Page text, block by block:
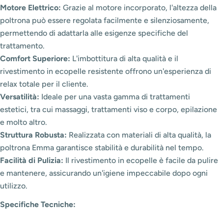
Motore Elettrico: Grazie al motore incorporato, l'altezza della
poltrona può essere regolata facilmente e silenziosamente,
permettendo di adattarla alle esigenze specifiche del
trattamento.
Comfort Superiore: L'imbottitura di alta qualità e il
rivestimento in ecopelle resistente offrono un'esperienza di
relax totale per il cliente.
Versatilità: Ideale per una vasta gamma di trattamenti
estetici, tra cui massaggi, trattamenti viso e corpo, epilazione
e molto altro.
Struttura Robusta: Realizzata con materiali di alta qualità, la
poltrona Emma garantisce stabilità e durabilità nel tempo.
Facilità di Pulizia: Il rivestimento in ecopelle è facile da pulire
e mantenere, assicurando un'igiene impeccabile dopo ogni
utilizzo.
Specifiche Tecniche: